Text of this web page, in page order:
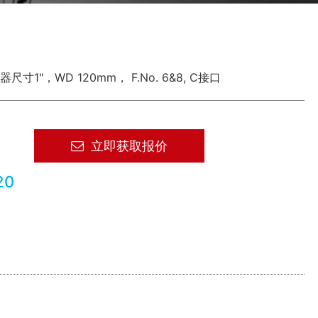
尺寸1"，WD 120mm， F.No. 6&8, C接口
立即获取报价